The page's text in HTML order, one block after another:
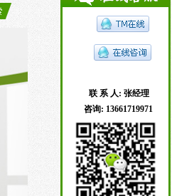
联 系 人: 张经理
咨询: 13661719971